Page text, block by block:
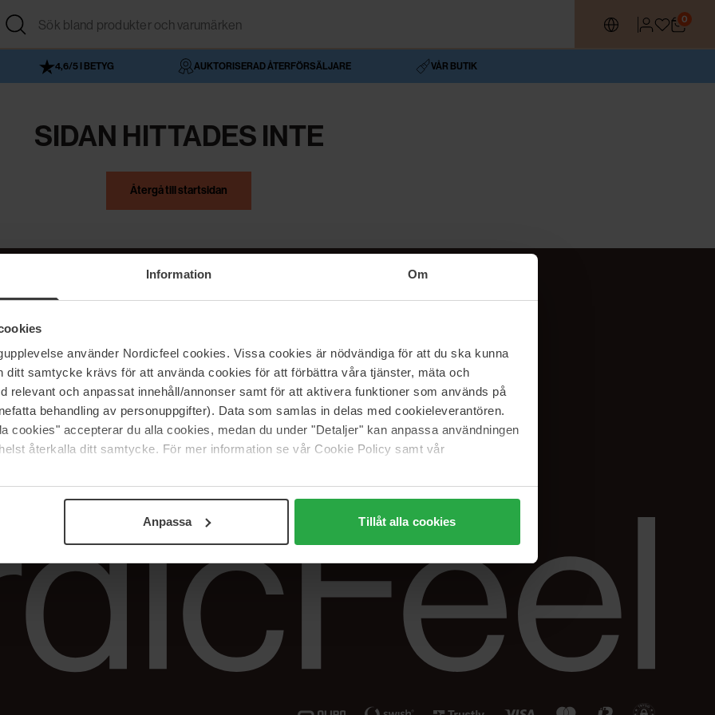
Information Om
använder Nordicfeel cookies. Vissa cookies är nödvändiga för att du ska kunna
ditt samtycke krävs för att använda cookies för att förbättra våra tjänster, mäta och
relevant och anpassat innehåll/annonser samt för att aktivera funktioner som används på
behandling av personuppgifter). Data som samlas in delas med cookieleverantören.
cookies" accepterar du alla cookies, medan du under "Detaljer" kan anpassa användningen
återkalla ditt samtycke. För mer information se vår Cookie Policy samt vår
Anpassa Tillåt alla cookies
0
4,6/5 I BETYG AUKTORISERAD ÅTERFÖRSÄLJARE VÅR BUTIK
SIDAN HITTADES INTE
Återgå till startsidan
NordicFeel
Vår butik
Våra varumärken
Jobba hos oss
Samarbeta med oss
The Beauty Edit
Hjälp
FAQ
Spåra min beställning
Returer &
reklamationer
Följ oss
Facebook
Instagram
Linkedin